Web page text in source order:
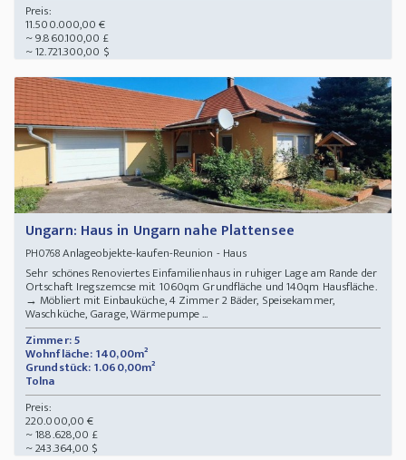
Preis:
11.500.000,00 €
~ 9.860.100,00 £
~ 12.721.300,00 $
Ungarn: Haus in Ungarn nahe Plattensee
PH0768Anlageobjekte-kaufen-Reunion - Haus
Sehr schönes Renoviertes Einfamilienhaus in ruhiger Lage am Rande der
Ortschaft Iregszemcse mit 1060qm Grundfläche und 140qm Hausfläche.
→ Möbliert mit Einbauküche, 4 Zimmer 2 Bäder, Speisekammer,
Waschküche, Garage, Wärmepumpe ...
Zimmer: 5
Wohnfläche: 140,00m²
Grundstück: 1.060,00m²
Tolna
Preis:
220.000,00 €
~ 188.628,00 £
~ 243.364,00 $